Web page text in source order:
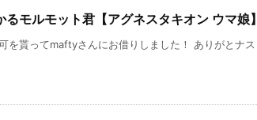
るモルモット君【アグネスタキオン ウマ娘】
を貰ってmaftyさんにお借りしました！ ありがとナ